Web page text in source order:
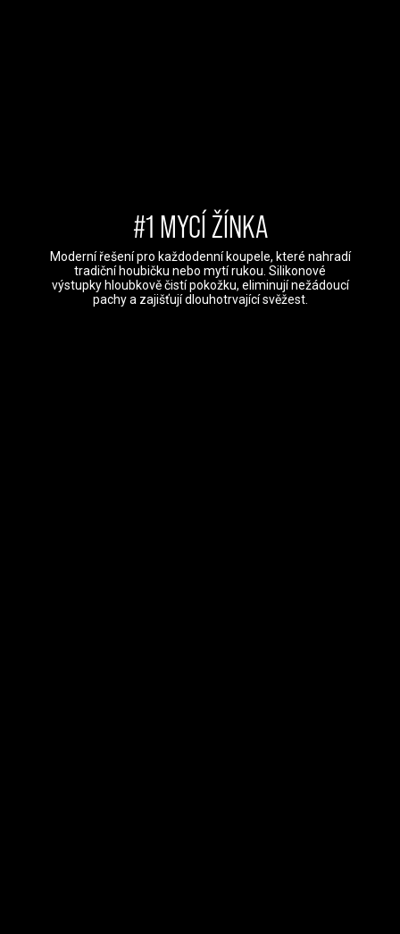
#1 MYCÍ ŽÍNKA
Moderní řešení pro každodenní koupele, které nahradí
tradiční houbičku nebo mytí rukou. Silikonové
výstupky hloubkově čistí pokožku, eliminují nežádoucí
pachy a zajišťují dlouhotrvající svěžest.